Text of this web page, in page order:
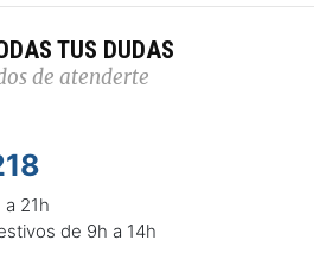
TUS DUDAS
de atenderte
21h
de 9h a 14h